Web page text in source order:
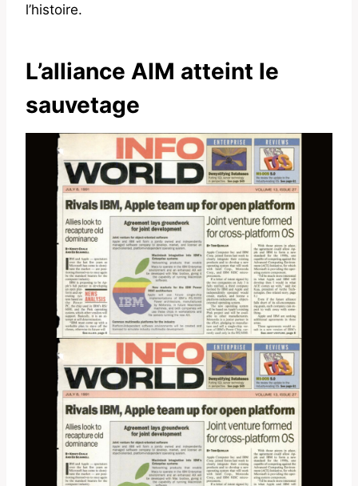
l’histoire.
L’alliance AIM atteint le
sauvetage